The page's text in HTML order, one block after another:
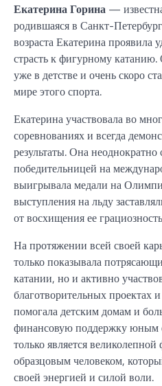
Екатерина Горина —
родившаяся в Санкт-
возраста Екатерина проявила
страсть к фигурному катанию.
уже в детстве и очень скоро
мире этого спорта.
Екатерина участвовала во
соревнованиях и всегда
результаты. Она неоднократно
победительницей на
выигрывала медали на
выступления на льду
от восхищения ее
На протяжении всей своей
только показывала
катании, но и активно
благотворительных проектах
помогала детским домам и
финансовую поддержку юным
только является
образцовым человеком,
своей энергией и силой воли.